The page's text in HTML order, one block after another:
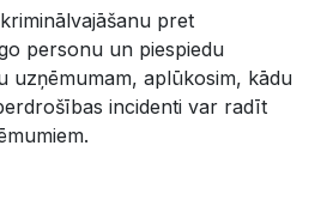
pret
personu un piespiedu
uzņēmumam, aplūkosim, kādu
incidenti var radīt